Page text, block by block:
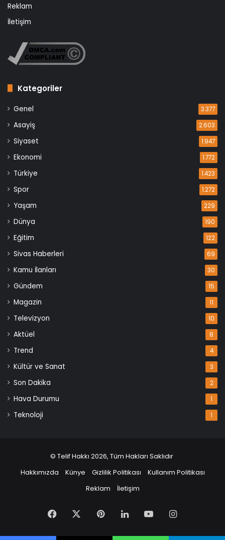
Reklam
İletişim
Kategoriler
Genel 3.377
Asayiş 2.603
Siyaset 1.947
Ekonomi 1.772
Türkiye 1.423
Spor 1.272
Yaşam 229
Dünya 190
Eğitim 122
Sivas Haberleri 69
Kamu İlanları 30
Gündem 15
Magazin 11
Televizyon 10
Aktüel 8
Trend 4
Kültür ve Sanat 3
Son Dakika 2
Hava Durumu 1
Teknoloji 1
© Telif Hakkı 2026, Tüm Hakları Saklıdır
Hakkımızda
Künye Gizlilik Politikası
Kullanım Politikası
Reklam
İletişim
Facebook PinterestLinkedInYouTubeInstagram